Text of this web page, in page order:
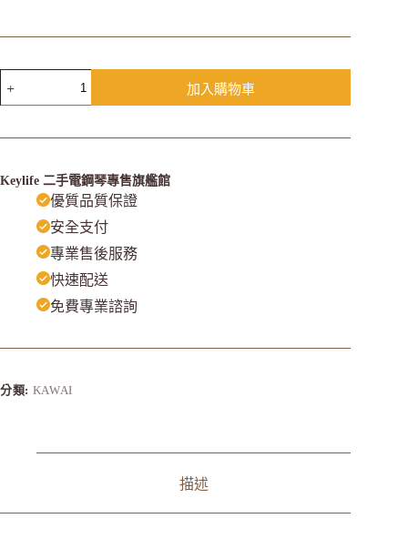
加入購物車
Keylife 二手電鋼琴專售旗艦館
優質品質保證
安全支付
專業售後服務
快速配送
免費專業諮詢
分類: KAWAI
描述